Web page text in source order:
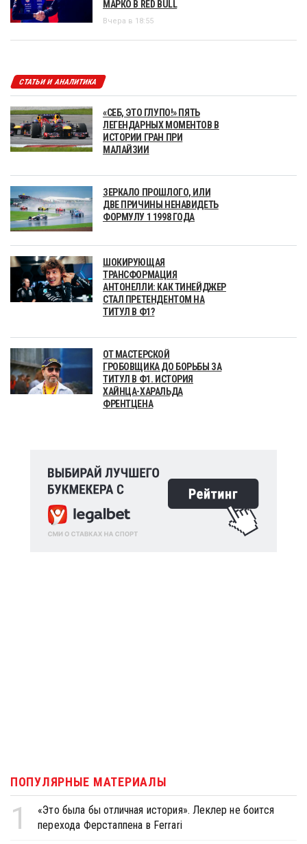
МАРКО В RED BULL
Вчера в 18:55
СТАТЬИ И АНАЛИТИКА
«СЕБ, ЭТО ГЛУПО!» ПЯТЬ
ЛЕГЕНДАРНЫХ МОМЕНТОВ В
ИСТОРИИ ГРАН ПРИ
МАЛАЙЗИИ
ЗЕРКАЛО ПРОШЛОГО, ИЛИ
ДВЕ ПРИЧИНЫ НЕНАВИДЕТЬ
ФОРМУЛУ 1 1998 ГОДА
ШОКИРУЮЩАЯ
ТРАНСФОРМАЦИЯ
АНТОНЕЛЛИ: КАК ТИНЕЙДЖЕР
СТАЛ ПРЕТЕНДЕНТОМ НА
ТИТУЛ В Ф1?
ОТ МАСТЕРСКОЙ
ГРОБОВЩИКА ДО БОРЬБЫ ЗА
ТИТУЛ В Ф1. ИСТОРИЯ
ХАЙНЦА-ХАРАЛЬДА
ФРЕНТЦЕНА
ПОПУЛЯРНЫЕ МАТЕРИАЛЫ
1
«Это была бы отличная история». Леклер не боится
перехода Ферстаппена в Ferrari